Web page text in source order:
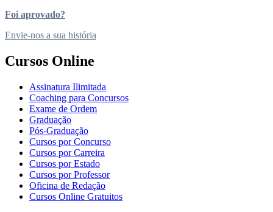
Foi aprovado?
Envie-nos a sua história
Cursos Online
Assinatura Ilimitada
Coaching para Concursos
Exame de Ordem
Graduação
Pós-Graduação
Cursos por Concurso
Cursos por Carreira
Cursos por Estado
Cursos por Professor
Oficina de Redação
Cursos Online Gratuitos